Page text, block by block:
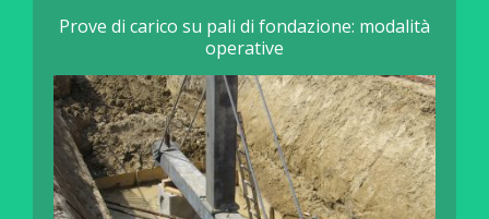
Prove di carico su pali di fondazione: modalità
operative